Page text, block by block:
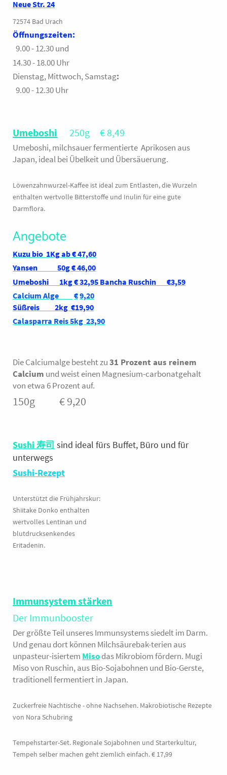
Neue Str. 24
72574 Bad Urach
Öffnungszeiten:
9.00 - 12.30 und
14.30 - 18.00 Uhr
Dienstag, Mittwoch, Samstag:
9.00 - 12.30 Uhr
Umeboshi 250g € 8,49
Umeboshi, milchsauer fermentierte Aprikosen aus
Japan, ideal bei Übelkeit und Übersäuerung.
Löwenzahnwurzel-Kaffee ist ideal zum Entlasten, die Wurzeln
enthalten wertvolle Bitterstoffe und Inulin für eine gute
Darmflora.
Angebote
Kuzu bio 1Kg ab € 47,60
Yansen 50g € 46,00
Umeboshi
1kg€ 32,95 Bancha Ruschin €3,59
Calcium Alge
€9,20
Süßreis 2kg €19,90
Calasparra Reis 5kg 23,90
Die Calciumalge besteht zu31 Prozent aus reinem
Calcium und weist einen Magnesium-carbonatgehalt
von etwa 6 Prozent auf.
150g € 9,20
Sushi 寿司 sind ideal fürs Buffet, Büro und für
unterwegs
Sushi-Rezept
Unterstützt die Frühjahrskur:
Shiitake Donko enthalten
wertvolles Lentinan und
blutdrucksenkendes
Eritadenin.
Immunsystem stärken
Der Immunbooster
Der größte Teil unseres Immunsystems siedelt im Darm.
Und genau dort können Milchsäurebak-terien aus
unpasteur-isiertem Misodas Mikrobiom fördern. Mugi
Miso von Ruschin, aus Bio-Sojabohnen und Bio-Gerste,
traditionell fermentiert in Japan.
Zuckerfreie Nachtische - ohne Nachsehen. Makrobiotische Rezepte
von Nora Schubring
Tempehstarter-Set. Regionale Sojabohnen und Starterkultur,
Tempeh selber machen geht ziemlich einfach. € 17,99